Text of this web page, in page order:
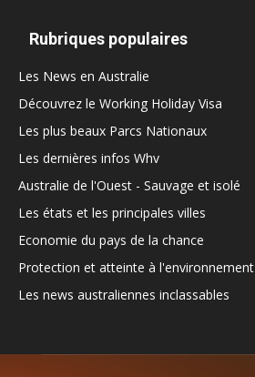
Rubriques populaires
Les News en Australie
Découvrez le Working Holiday Visa
Les plus beaux Parcs Nationaux
Les dernières infos Whv
Australie de l'Ouest - Sauvage et isolé
Les états et les principales villes
Economie du pays de la chance
Protection et atteinte à l'environnement
Les news australiennes inclassables